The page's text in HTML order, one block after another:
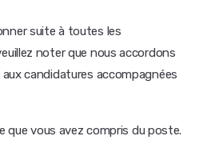
suite à toutes les
noter que nous accordons
candidatures accompagnées
que vous avez compris du poste.